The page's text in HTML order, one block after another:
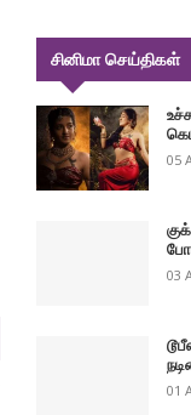
சினிமா செய்திகள்
05
03
01